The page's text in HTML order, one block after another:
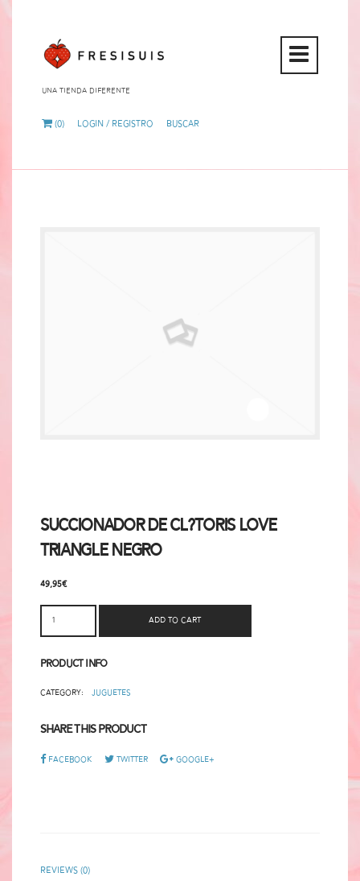
Una tienda diferente
Open
(0) Login / Registro Buscar
Succionador de Cl?toris Love
Triangle Negro
49,95€
Add to cart
Product Info
Category: Juguetes
Share This Product
Facebook Twitter Google+
Reviews (0)